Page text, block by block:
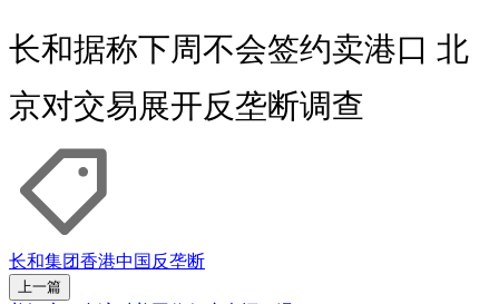
长和据称下周不会签约卖港口 北
京对交易展开反垄断调查
长和集团香港中国反垄断
上一篇